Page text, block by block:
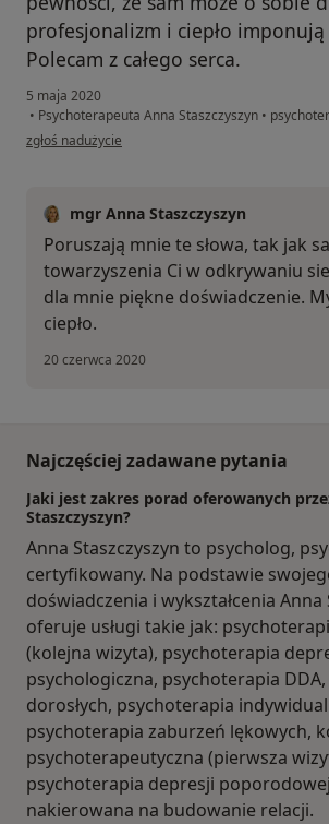
profesjonalizm i ciepło
Polecam z całego serca.
5 maja 2020
• Psychoterapeuta Anna Staszczyszyn •
w opinii użytkownika Magdalena
zgłoś nadużycie
mgr Anna Staszczyszyn
Poruszają mnie te słowa, tak jak
towarzyszenia Ci w odkrywaniu
dla mnie piękne doświadczenie.
ciepło.
20 czerwca 2020
Najczęściej zadawane pytania
Jaki jest zakres porad oferowanych
Staszczyszyn?
Anna Staszczyszyn to psycholog,
certyfikowany. Na podstawie
doświadczenia i wykształcenia Anna
oferuje usługi takie jak:
(kolejna wizyta), psychoterapia
psychologiczna, psychoterapia
dorosłych, psychoterapia
psychoterapia zaburzeń lękowych,
psychoterapeutyczna (pierwsza
psychoterapia depresji
nakierowana na budowanie relacji.